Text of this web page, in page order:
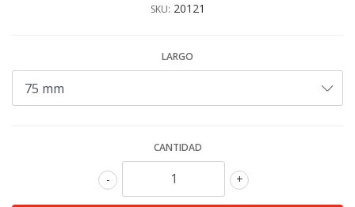
SKU: 20121
LARGO
CANTIDAD
+
-